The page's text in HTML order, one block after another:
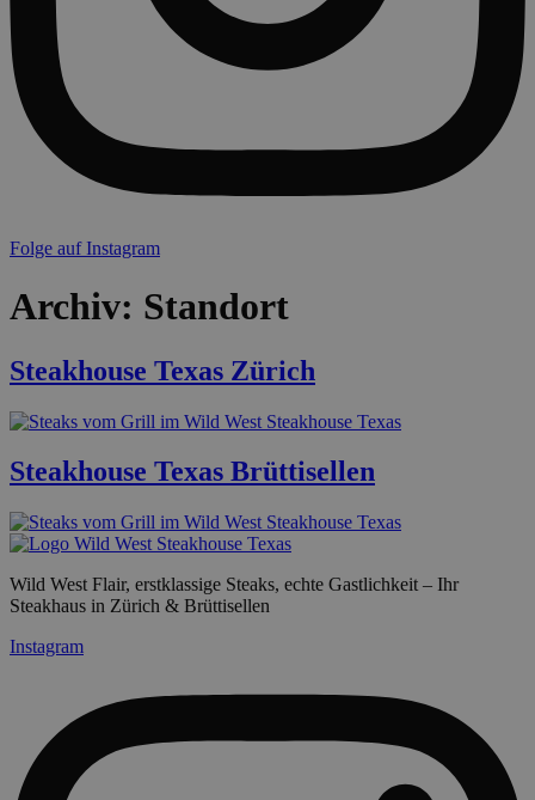
Folge auf Instagram
Archiv: Standort
Steakhouse Texas Zürich
Steakhouse Texas Brüttisellen
Wild West Flair, erstklassige Steaks, echte Gastlichkeit – Ihr
Steakhaus in Zürich & Brüttisellen
Instagram